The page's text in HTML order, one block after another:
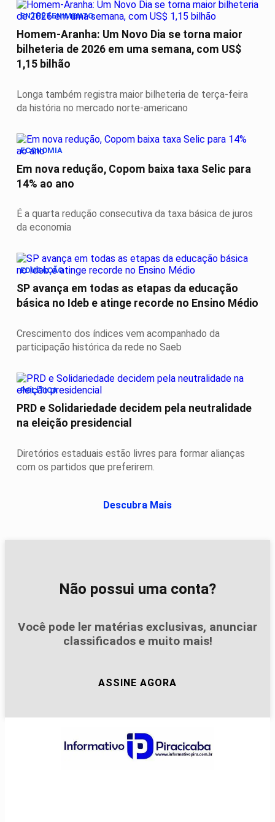
ENTRETENIMENTO
Homem-Aranha: Um Novo Dia se torna maior
bilheteria de 2026 em uma semana, com US$
1,15 bilhão
Longa também registra maior bilheteria de terça-feira
da história no mercado norte-americano
ECONOMIA
Em nova redução, Copom baixa taxa Selic para
14% ao ano
É a quarta redução consecutiva da taxa básica de juros
da economia
EDUCAÇÃO
SP avança em todas as etapas da educação
básica no Ideb e atinge recorde no Ensino Médio
Crescimento dos índices vem acompanhado da
participação histórica da rede no Saeb
POLÍTICA
PRD e Solidariedade decidem pela neutralidade
na eleição presidencial
Diretórios estaduais estão livres para formar alianças
com os partidos que preferirem.
Descubra Mais
Não possui uma conta?
Você pode ler matérias exclusivas, anunciar
classificados e muito mais!
ASSINE AGORA